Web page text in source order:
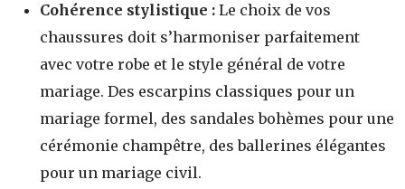
Cohérence stylistique : Le choix de vos
chaussures doit s’harmoniser parfaitement
avec votre robe et le style général de votre
mariage. Des escarpins classiques pour un
mariage formel, des sandales bohèmes pour une
cérémonie champêtre, des ballerines élégantes
pour un mariage civil.